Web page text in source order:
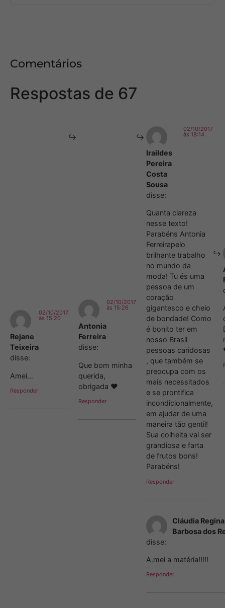
Comentários
Respostas de 67
Rejane
Teixeira
disse:
02/10/2017
às 15:20
Amei…
Responder
Antonia
Ferreira
disse:
02/10/2017
às 15:26
Que bom minha
querida,
obrigada ♥
Responder
Iraildes
Pereira
Costa
Sousa
disse:
02/10/2017
às 18:14
Quanta clareza
nesse texto!
Parabéns Antonia
Ferreirapelo
brilhante trabalho
no mundo da
moda! Tu és uma
pessoa de um
coração
gigantesco e cheio
de bondade! Como
é bonito ter em
nosso Brasil
pessoas caridosas
, que também se
preocupa com os
mais necessitados
e se prontifica
incondicionalmente,
em ajudar de uma
maneira tão gentil!
Sua colheita vai ser
grandiosa e farta
de frutos bons!
Parabéns!
Responder
Cláudia Regina
Barbosa dos
disse:
A.mei a matéria!!!!!
Responder